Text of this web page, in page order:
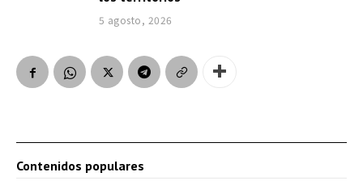
5 agosto, 2026
Contenidos populares